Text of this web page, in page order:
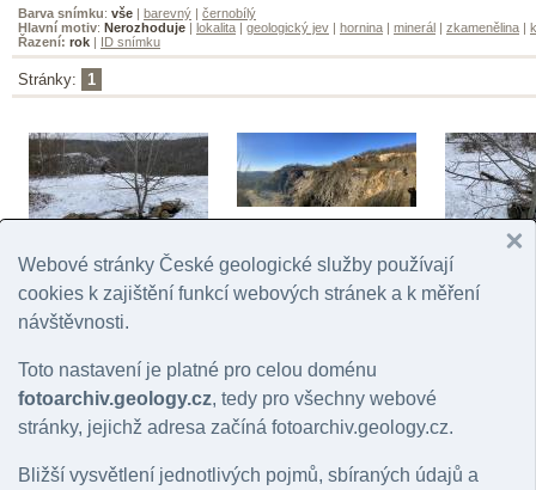
Barva snímku: vše | barevný | černobílý
Hlavní motiv: Nerozhoduje | lokalita | geologický jev | hornina | minerál | zkamenělina |
Řazení: rok | ID snímku
Stránky: 1
Stydlé vody
Lom Stydlé vody
Webové stránky České geologické služby používají
cookies k zajištění funkcí webových stránek a k měření
návštěvnosti.
Toto nastavení je platné pro celou doménu
fotoarchiv.geology.cz, tedy pro všechny webové
stránky, jejichž adresa začíná fotoarchiv.geology.cz.
Bližší vysvětlení jednotlivých pojmů, sbíraných údajů a